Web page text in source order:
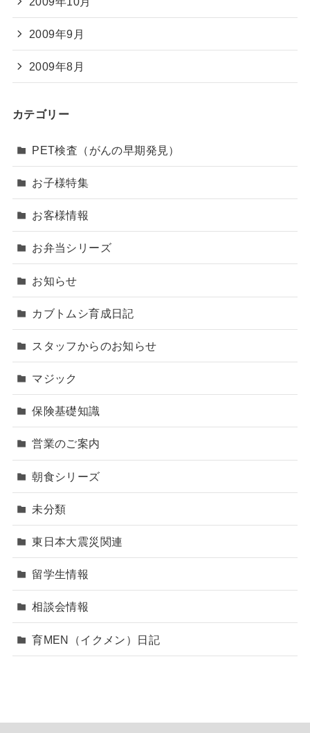
2009年9月
2009年8月
カテゴリー
PET検査（がんの早期発見）
お子様特集
お客様情報
お弁当シリーズ
お知らせ
カブトムシ育成日記
スタッフからのお知らせ
マジック
保険基礎知識
営業のご案内
朝食シリーズ
未分類
東日本大震災関連
留学生情報
相談会情報
育MEN（イクメン）日記